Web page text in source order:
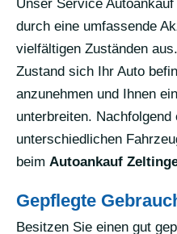
Unser Service
durch eine umfassende
vielfältigen Zuständen
Zustand sich Ihr Auto
anzunehmen und Ihnen
unterbreiten.
unterschiedlichen
beim Autoankauf
Gepflegte
Besitzen Sie einen gut